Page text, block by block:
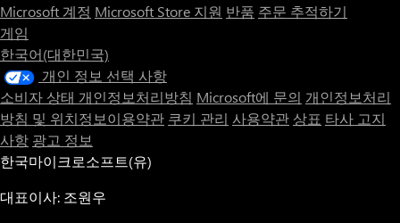
Microsoft 계정 Microsoft Store 지원 반품 주문 추적하기
게임
한국어(대한민국)
개인 정보 선택 사항
소비자 상태 개인정보처리방침 Microsoft에 문의 개인정보처리
방침 및 위치정보이용약관 쿠키 관리 사용약관 상표 타사 고지
사항 광고 정보
한국마이크로소프트(유)
대표이사: 조원우